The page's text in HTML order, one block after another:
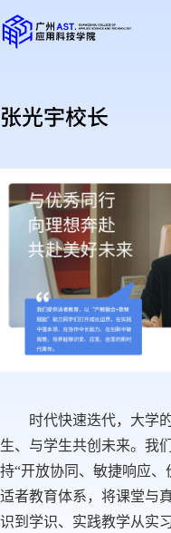
张光宇校长
时代快速迭代，大学
生、与学生共创未来。我
持“开放协同、敏捷响应、
适者教育体系，将课堂与
识到学识、实践教学从实